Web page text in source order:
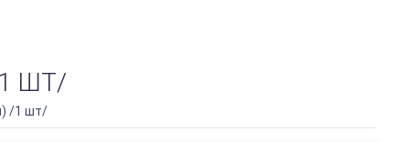
ШТ/
/1 шт/